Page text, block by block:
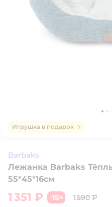
Игрушка в подарок
Barbaks
Лежанка Barbaks
55*45*16см
1 351 ₽ −15%
1 590 ₽